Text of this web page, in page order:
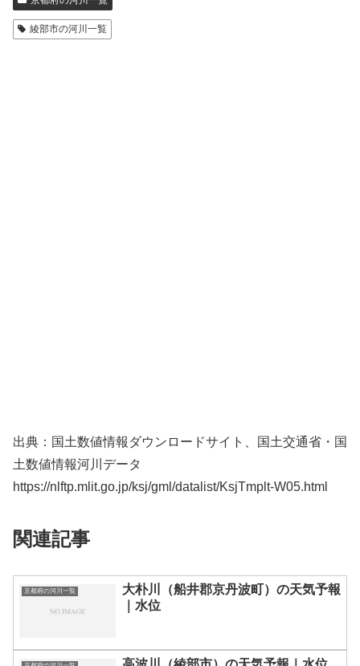
綾部市の河川一覧
出典：国土数値情報ダウンロードサイト、国土交通省・国
土数値情報河川データ
https://nlftp.mlit.go.jp/ksj/gml/datalist/KsjTmplt-W05.html
関連記事
京都府の河川一覧
大朴川（船井郡京丹波町）の天気予報
｜水位